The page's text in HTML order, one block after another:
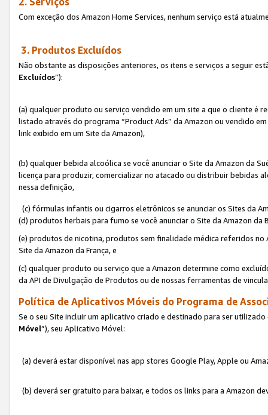
Com exceção dos Amazon Home Services, nenhum serviço está
3. Produtos Excluídos
Não obstante as disposições anteriores, os itens e serviços a seguir
Excluídos”):
(a) qualquer produto ou serviço vendido em um site a que o cliente é
listado através do programa “Product Ads” da Amazon ou vendido
link exibido em um Site da Amazon),
(b) qualquer bebida alcoólica se você anunciar o Site da Amazon da
licença para produzir, comercializar no atacado ou distribuir bebidas
nessa definição,
(c) fórmulas infantis ou cigarros eletrônicos se anunciar os Sites da
(d) produtos herbais para fumo se você anunciar o Site da Amazon da
(e) produtos de nicotina, produtos sem finalidade médica referidos no
Site da Amazon da França, e
(c) qualquer produto ou serviço que a Amazon determine como
da API de Divulgação de Produtos ou de nossas ferramentas de
Política de Aplicativos Móveis do Programa de
Se o seu Site incluir um aplicativo criado e destinado para ser
Móvel”), seu Aplicativo Móvel:
(a) deverá estar disponível nas app stores Google Play, Apple ou
(b) deverá ser gratuito para baixar, e todos os links para a Amazon